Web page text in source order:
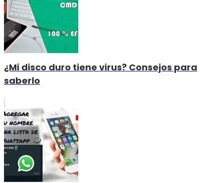
¿Mi disco duro tiene virus? Consejos para
saberlo